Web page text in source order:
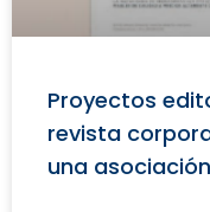
Proyectos
revista
una asociación